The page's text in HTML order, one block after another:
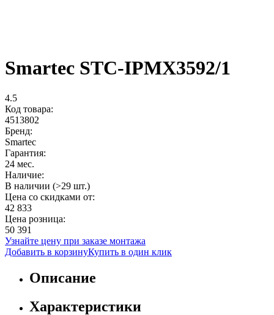
Smartec STC-IPMX3592/1
4.5
Код товара:
4513802
Бренд:
Smartec
Гарантия:
24 мес.
Наличие:
В наличии (>29 шт.)
Цена со скидками от:
42 833
Цена розница:
50 391
Узнайте цену при заказе монтажа
Добавить в корзинуКупить в один клик
Описание
Характеристики